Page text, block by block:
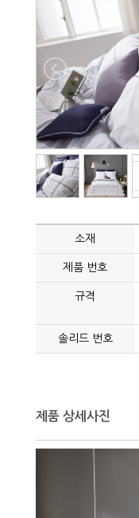
소재
제품 번호
규격
솔리드 번호
제품 상세사진